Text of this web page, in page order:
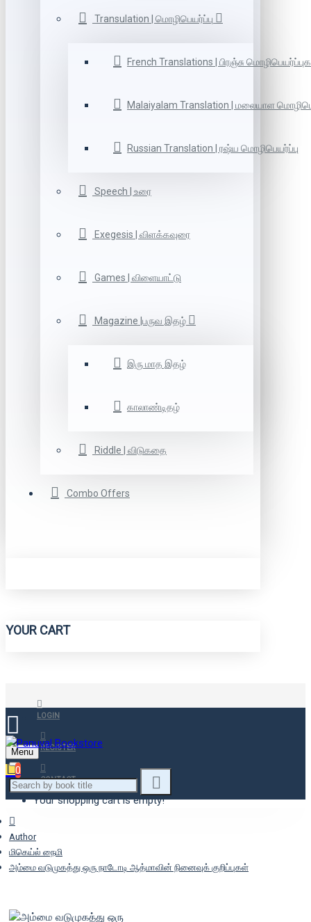
Transulation | மொழிபெயர்ப்பு
French Translations | பிரஞ்சு
Malaiyalam Translation | மலையாள
Russian Translation | ரஷ்ய மொழிபெயர்ப்பு
Speech | உரை
Exegesis | விளக்கவுரை
Games | விளையாட்டு
Magazine |பருவ இதழ்
இரு மாத இதழ்
காலாண்டிதழ்
Riddle | விடுகதை
Combo Offers
YOUR CART
LOGIN
REGISTER
CONTACT
Menu
0
Your shopping cart is empty!
Author
மிகெய்ல் நைமி
அம்மை வடுமுகத்து ஒரு நாடோடி ஆத்மாவின் நினைவுக் குறிப்புகள்